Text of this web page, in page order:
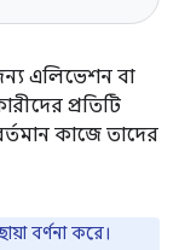
এলিভেশন বা
প্রতিটি
কাজে তাদের
বর্ণনা করে।